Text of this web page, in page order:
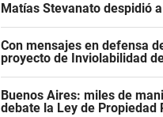
Matías Stevanato despidió
Con mensajes en defensa
proyecto de Inviolabilidad
Buenos Aires: miles de
debate la Ley de Propiedad